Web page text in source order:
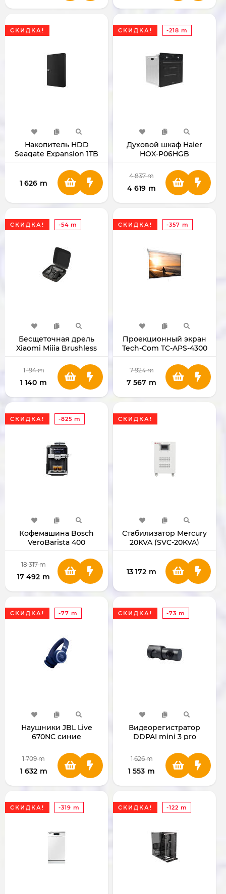
СКИДКА!
Накопитель HDD
Seagate Expansion 1TB
1 626 m
СКИДКА! -218 m
Духовой шкаф Haier
HOX-P06HGB
4 837 m
4 619 m
СКИДКА! -54 m
Бесщеточная дрель
Xiaomi Mijia Brushless
BHR08C9CN
1 194 m
1 140 m
СКИДКА! -357 m
Проекционный экран
Tech-Com TC-APS-4300
7 924 m
7 567 m
СКИДКА! -825 m
Кофемашина Bosch
VeroBarista 400
18 317 m
17 492 m
СКИДКА!
Стабилизатор Mercury
20KVA (SVC-20KVA)
13 172 m
СКИДКА! -77 m
Наушники JBL Live
670NC синие
1 709 m
1 632 m
СКИДКА! -73 m
Видеорегистратор
DDPAI mini 3 pro
1 626 m
1 553 m
СКИДКА! -319 m СКИДКА! -122 m